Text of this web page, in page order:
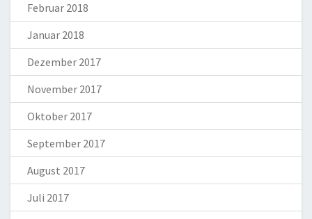
Februar 2018
Januar 2018
Dezember 2017
November 2017
Oktober 2017
September 2017
August 2017
Juli 2017